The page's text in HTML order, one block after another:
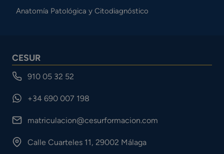
Anatomía Patológica y Citodiagnóstico
CESUR
910 05 32 52
+34 690 007 198
matriculacion@cesurformacion.com
Calle Cuarteles 11, 29002 Málaga